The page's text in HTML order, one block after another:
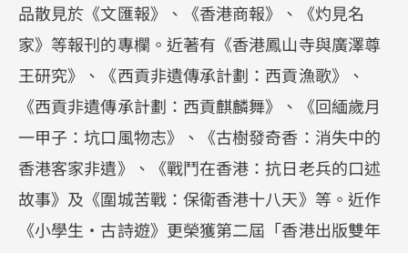
品散見於《文匯報》、《香港商報》、《灼見名
家》等報刊的專欄。近著有《香港鳳山寺與廣澤尊
王研究》、《西貢非遺傳承計劃：西貢漁歌》、
《西貢非遺傳承計劃：西貢麒麟舞》、《回緬歲月
一甲子：坑口風物志》、《古樹發奇香：消失中的
香港客家非遺》、《戰鬥在香港：抗日老兵的口述
故事》及《圍城苦戰：保衛香港十八天》等。近作
《小學生・古詩遊》更榮獲第二屆「香港出版雙年